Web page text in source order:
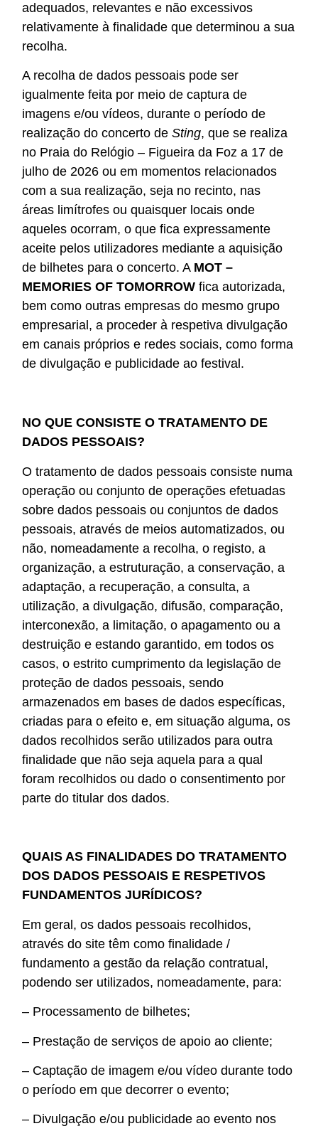
adequados, relevantes e não excessivos
relativamente à finalidade que determinou a sua
recolha.
A recolha de dados pessoais pode ser
igualmente feita por meio de captura de
imagens e/ou vídeos, durante o período de
realização do concerto deSting, que se realiza
no Praia do Relógio – Figueira da Foz a 17 de
julho de 2026 ou em momentos relacionados
com a sua realização, seja no recinto, nas
áreas limítrofes ou quaisquer locais onde
aqueles ocorram, o que fica expressamente
aceite pelos utilizadores mediante a aquisição
de bilhetes para o concerto. A MOT –
MEMORIES OF TOMORROW fica autorizada,
bem como outras empresas do mesmo grupo
empresarial, a proceder à respetiva divulgação
em canais próprios e redes sociais, como forma
de divulgação e publicidade ao festival.
NO QUE CONSISTE O TRATAMENTO DE
DADOS PESSOAIS?
O tratamento de dados pessoais consiste numa
operação ou conjunto de operações efetuadas
sobre dados pessoais ou conjuntos de dados
pessoais, através de meios automatizados, ou
não, nomeadamente a recolha, o registo, a
organização, a estruturação, a conservação, a
adaptação, a recuperação, a consulta, a
utilização, a divulgação, difusão, comparação,
interconexão, a limitação, o apagamento ou a
destruição e estando garantido, em todos os
casos, o estrito cumprimento da legislação de
proteção de dados pessoais, sendo
armazenados em bases de dados específicas,
criadas para o efeito e, em situação alguma, os
dados recolhidos serão utilizados para outra
finalidade que não seja aquela para a qual
foram recolhidos ou dado o consentimento por
parte do titular dos dados.
QUAIS AS FINALIDADES DO TRATAMENTO
DOS DADOS PESSOAIS E RESPETIVOS
FUNDAMENTOS JURÍDICOS?
Em geral, os dados pessoais recolhidos,
através do site têm como finalidade /
fundamento a gestão da relação contratual,
podendo ser utilizados, nomeadamente, para:
– Processamento de bilhetes;
– Prestação de serviços de apoio ao cliente;
– Captação de imagem e/ou vídeo durante todo
o período em que decorrer o evento;
– Divulgação e/ou publicidade ao evento nos